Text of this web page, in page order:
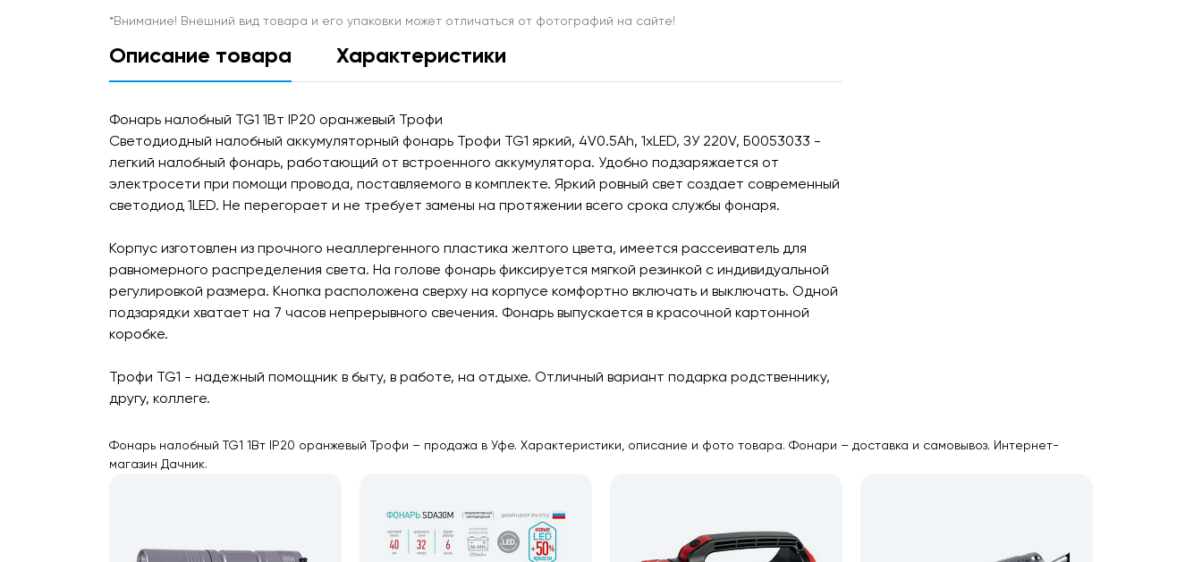
*Внимание! Внешний вид товара и его упаковки может отличаться от фотографий на сайте!
Описание товара Характеристики
Фонарь налобный TG1 1Вт IP20 оранжевый Трофи
Светодиодный налобный аккумуляторный фонарь Трофи TG1 яркий, 4V0.5Ah, 1xLED, ЗУ 220V, Б0053033 -
легкий налобный фонарь, работающий от встроенного аккумулятора. Удобно подзаряжается от
электросети при помощи провода, поставляемого в комплекте. Яркий ровный свет создает современный
светодиод 1LED. Не перегорает и не требует замены на протяжении всего срока службы фонаря.
Корпус изготовлен из прочного неаллергенного пластика желтого цвета, имеется рассеиватель для
равномерного распределения света. На голове фонарь фиксируется мягкой резинкой с индивидуальной
регулировкой размера. Кнопка расположена сверху на корпусе комфортно включать и выключать. Одной
подзарядки хватает на 7 часов непрерывного свечения. Фонарь выпускается в красочной картонной
коробке.
Трофи TG1 - надежный помощник в быту, в работе, на отдыхе. Отличный вариант подарка родственнику,
другу, коллеге.
Фонарь налобный TG1 1Вт IP20 оранжевый Трофи – продажа в Уфе. Характеристики, описание и фото товара. Фонари – доставка и самовывоз. Интернет-
магазин Дачник.